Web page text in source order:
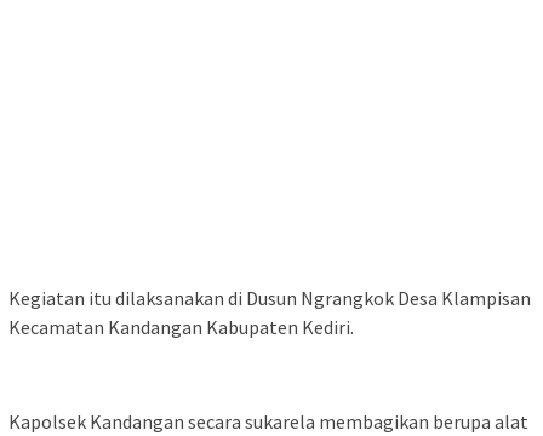
Kegiatan itu dilaksanakan di Dusun Ngrangkok Desa Klampisan
Kecamatan Kandangan Kabupaten Kediri.
Kapolsek Kandangan secara sukarela membagikan berupa alat